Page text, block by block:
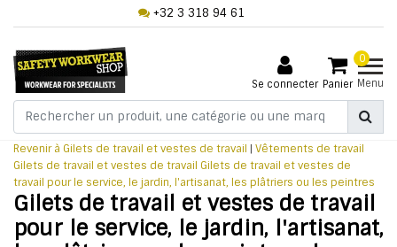
+32 3 318 94 61
Se connecter
0
Panier Menu
Revenir à Gilets de travail et vestes de travail | Vêtements de travail
Gilets de travail et vestes de travail Gilets de travail et vestes de
travail pour le service, le jardin, l'artisanat, les plâtriers ou les peintres
Gilets de travail et vestes de travail
pour le service, le jardin, l'artisanat,